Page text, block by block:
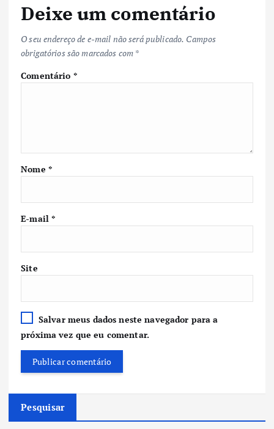
Deixe um comentário
O seu endereço de e-mail não será publicado. Campos
obrigatórios são marcados com *
Comentário *
Nome *
E-mail*
Site
Salvar meus dados neste navegador para a
próxima vez que eu comentar.
Pesquisar